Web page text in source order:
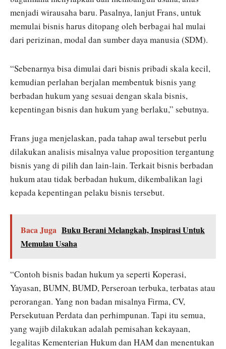
menjadi wirausaha baru. Pasalnya, lanjut Frans, untuk
memulai bisnis harus ditopang oleh berbagai hal mulai
dari perizinan, modal dan sumber daya manusia (SDM).
“Sebenarnya bisa dimulai dari bisnis pribadi skala kecil,
kemudian perlahan berjalan membentuk bisnis yang
berbadan hukum yang sesuai dengan skala bisnis,
kepentingan bisnis dan hukum yang berlaku,” sebutnya.
Frans juga menjelaskan, pada tahap awal tersebut perlu
dilakukan analisis misalnya value proposition tergantung
bisnis yang di pilih dan lain-lain. Terkait bisnis berbadan
hukum atau tidak berbadan hukum, dikembalikan lagi
kepada kepentingan pelaku bisnis tersebut.
Baca Juga Buku Berani Melangkah, Inspirasi Untuk
Memulau Usaha
“Contoh bisnis badan hukum ya seperti Koperasi,
Yayasan, BUMN, BUMD, Perseroan terbuka, terbatas atau
perorangan. Yang non badan misalnya Firma, CV,
Persekutuan Perdata dan perhimpunan. Tapi itu semua,
yang wajib dilakukan adalah pemisahan kekayaan,
legalitas Kementerian Hukum dan HAM dan menentukan